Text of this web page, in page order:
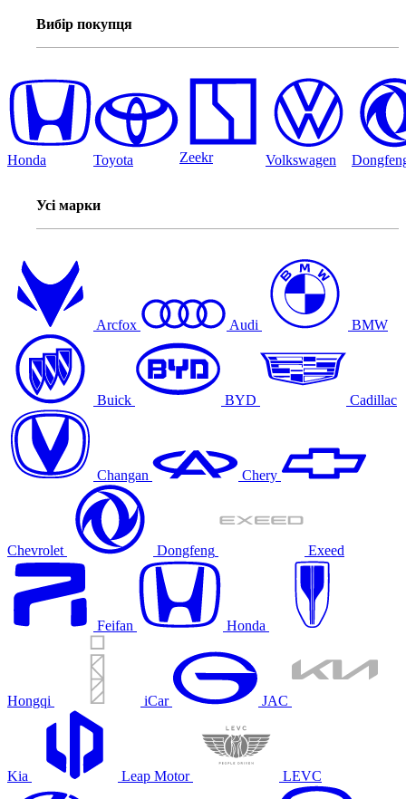
Вибір покупця
Honda Toyota Zeekr Volkswagen
Усі марки
Arcfox Audi BMW
Buick BYD Cadillac
Changan Chery
Chevrolet Dongfeng Exeed
Feifan Honda
Hongqi iCar JAC
Kia Leap Motor LEVC